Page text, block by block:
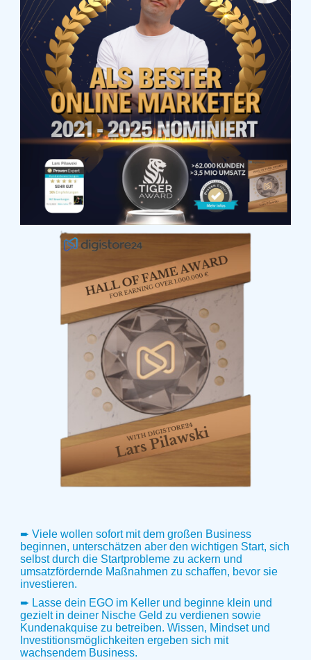
➨ Viele wollen sofort mit dem großen Business
beginnen, unterschätzen aber den wichtigen Start, sich
selbst durch die Startprobleme zu ackern und
umsatzfördernde Maßnahmen zu schaffen, bevor sie
investieren.
➨ Lasse dein EGO im Keller und beginne klein und
gezielt in deiner Nische Geld zu verdienen sowie
Kundenakquise zu betreiben. Wissen, Mindset und
Investitionsmöglichkeiten ergeben sich mit
wachsendem Business.